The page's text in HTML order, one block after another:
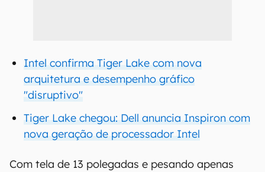
Intel confirma Tiger Lake com nova
arquitetura e desempenho gráfico
"disruptivo"
Tiger Lake chegou: Dell anuncia Inspiron com
nova geração de processador Intel
Com tela de 13 polegadas e pesando apenas